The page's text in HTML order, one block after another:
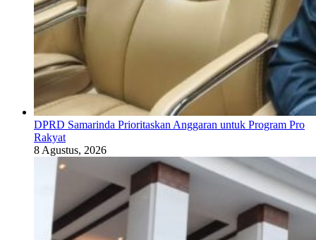
DPRD Samarinda Prioritaskan Anggaran untuk Program Pro
Rakyat
8 Agustus, 2026